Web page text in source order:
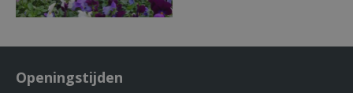
Openingstijden